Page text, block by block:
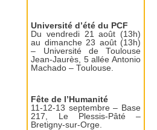
Université d’été du PCF
Du vendredi 21 août (13h)
au dimanche 23 août (13h)
– Université de Toulouse
Jean-Jaurès, 5 allée Antonio
Machado – Toulouse.
Fête de l’Humanité
11-12-13 septembre – Base
217, Le Plessis-Pâté –
Bretigny-sur-Orge.